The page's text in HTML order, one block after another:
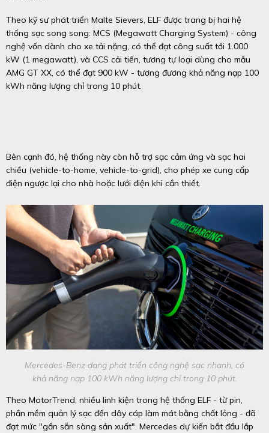
Theo kỹ sư phát triển Malte Sievers, ELF được trang bị hai hệ
thống sạc song song: MCS (Megawatt Charging System) - công
nghệ vốn dành cho xe tải nặng, có thể đạt công suất tới 1.000
kW (1 megawatt), và CCS cải tiến, tương tự loại dùng cho mẫu
AMG GT XX, có thể đạt 900 kW - tương đương khả năng nạp 100
kWh năng lượng chỉ trong 10 phút.
Bên cạnh đó, hệ thống này còn hỗ trợ sạc cảm ứng và sạc hai
chiều (vehicle-to-home, vehicle-to-grid), cho phép xe cung cấp
điện ngược lại cho nhà hoặc lưới điện khi cần thiết.
Mercedes-Benz đang phát triển công nghệ sạc nhanh, có
khả năng nạp 100 kWh năng lượng chỉ trong 10 phút.
Theo MotorTrend, nhiều linh kiện trong hệ thống ELF - từ pin,
phần mềm quản lý sạc đến dây cáp làm mát bằng chất lỏng - đã
đạt mức "gần sẵn sàng sản xuất". Mercedes dự kiến bắt đầu lắp